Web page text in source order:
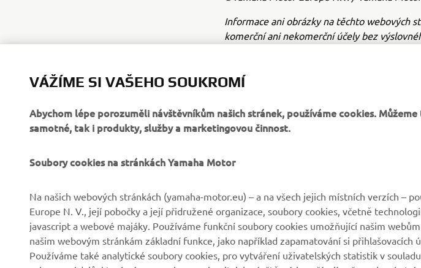
Informace ani obrázky na těchto webových
komerční ani nekomerční účely bez
Vždy jezděte bezpečně a dodržujte všechna
Společnost
Zprávy
Systémy eBike
Státní orgány
Golfová hřiště
MyYamaha
Yamaha Music
Yamaha Racing
VÁŽÍME SI VAŠEHO SOUKROMÍ
Abychom lépe porozuměli návštěvníkům našich stránek, používáme cookies.
samotné, tak i produkty, služby a marketingovou činnost.
Soubory cookies na stránkách Yamaha Motor
Na našich webových stránkách (yamaha-motor.eu) – a na všech jejich místních verzích –
Europe N. V., její pobočky a její přidružené organizace, soubory cookies, včetně
javascript a webové majáky. Používáme funkční soubory cookies umožňující našim
našim webovým stránkám základní funkce, jako například zapamatování si přihlašovacích
Používáme také analytické soubory cookies, pro vytváření uživatelských statistik v